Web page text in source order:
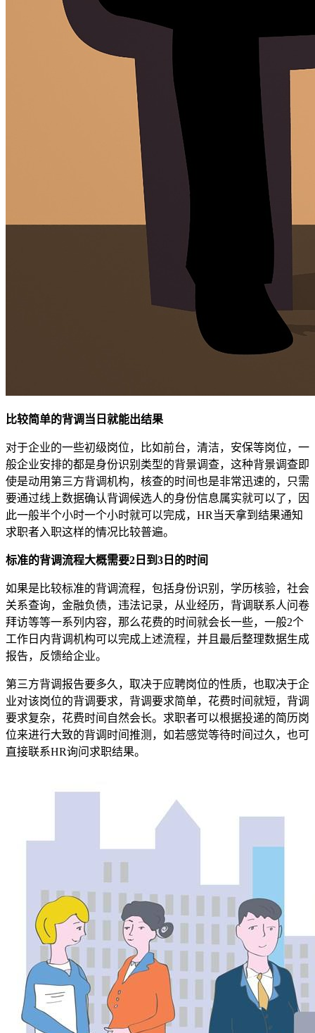
比较简单的背调当日就能出结果
对于企业的一些初级岗位，比如前台，清洁，安保等岗位，一
般企业安排的都是身份识别类型的背景调查，这种背景调查即
使是动用第三方背调机构，核查的时间也是非常迅速的，只需
要通过线上数据确认背调候选人的身份信息属实就可以了，因
此一般半个小时一个小时就可以完成，HR当天拿到结果通知
求职者入职这样的情况比较普遍。
标准的背调流程大概需要2日到3日的时间
如果是比较标准的背调流程，包括身份识别，学历核验，社会
关系查询，金融负债，违法记录，从业经历，背调联系人问卷
拜访等等一系列内容，那么花费的时间就会长一些，一般2个
工作日内背调机构可以完成上述流程，并且最后整理数据生成
报告，反馈给企业。
第三方背调报告要多久，取决于应聘岗位的性质，也取决于企
业对该岗位的背调要求，背调要求简单，花费时间就短，背调
要求复杂，花费时间自然会长。求职者可以根据投递的简历岗
位来进行大致的背调时间推测，如若感觉等待时间过久，也可
直接联系HR询问求职结果。